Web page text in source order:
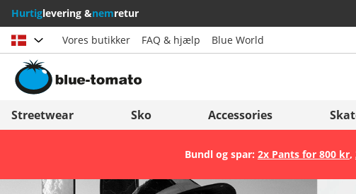
Hurtiglevering &nemretur
Vælg land
Österreich
Suisse (Français)
Italia (Italiano)
Italien (Deutsch)
España
Vores butikker FAQ & hjælp Blue World
Streetwear Sko Accessories
Bundl og spar: 2x Pants for 800 kr,